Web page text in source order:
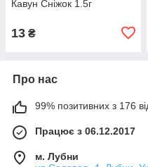
Кавун Сніжок 1.5г
13 ₴
Про нас
99% позитивних з 176
Працює з 06.12.2017
м. Лубни